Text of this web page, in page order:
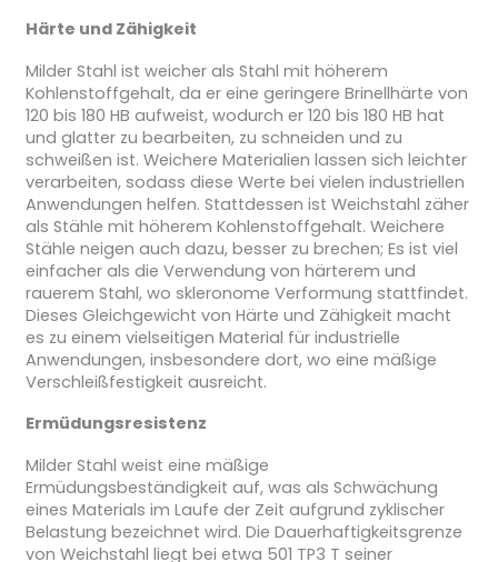
Härte und Zähigkeit
Milder Stahl ist weicher als Stahl mit höherem
Kohlenstoffgehalt, da er eine geringere Brinellhärte von
120 bis 180 HB aufweist, wodurch er 120 bis 180 HB hat
und glatter zu bearbeiten, zu schneiden und zu
schweißen ist. Weichere Materialien lassen sich leichter
verarbeiten, sodass diese Werte bei vielen industriellen
Anwendungen helfen. Stattdessen ist Weichstahl zäher
als Stähle mit höherem Kohlenstoffgehalt. Weichere
Stähle neigen auch dazu, besser zu brechen; Es ist viel
einfacher als die Verwendung von härterem und
rauerem Stahl, wo skleronome Verformung stattfindet.
Dieses Gleichgewicht von Härte und Zähigkeit macht
es zu einem vielseitigen Material für industrielle
Anwendungen, insbesondere dort, wo eine mäßige
Verschleißfestigkeit ausreicht.
Ermüdungsresistenz
Milder Stahl weist eine mäßige
Ermüdungsbeständigkeit auf, was als Schwächung
eines Materials im Laufe der Zeit aufgrund zyklischer
Belastung bezeichnet wird. Die Dauerhaftigkeitsgrenze
von Weichstahl liegt bei etwa 501 TP3 T seiner